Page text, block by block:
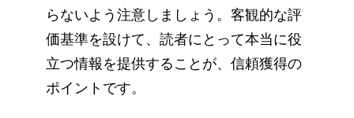
らないよう注意しましょう。客観的な評
価基準を設けて、読者にとって本当に役
立つ情報を提供することが、信頼獲得の
ポイントです。